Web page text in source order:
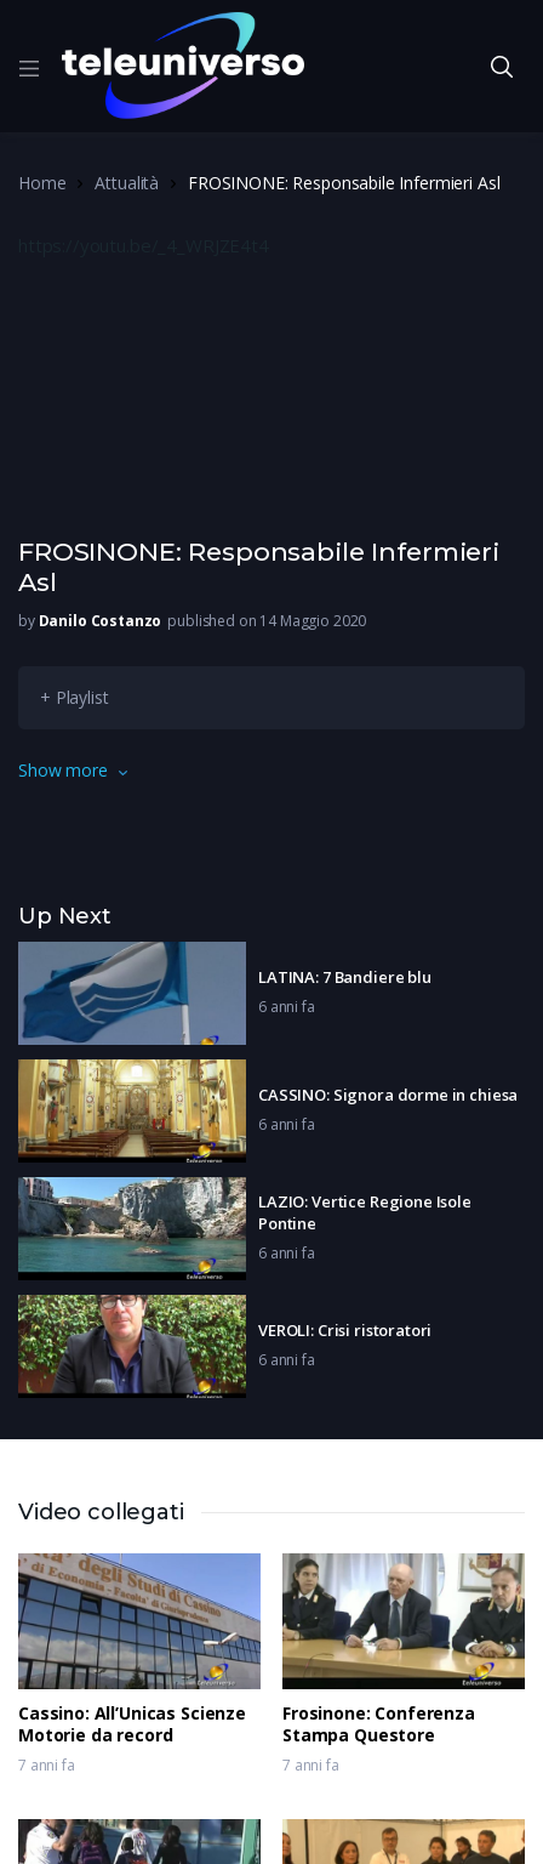
Home Attualità FROSINONE: Responsabile Infermieri Asl
FROSINONE: Responsabile Infermieri
Asl
by Danilo Costanzo published on 14 Maggio 2020
+ Playlist
Nella giornata nazionale degli infermieri abbiamo intervistato
Show more
Up Next
LATINA: 7 Bandiere blu
6 anni fa
CASSINO: Signora dorme in chiesa
6 anni fa
LAZIO: Vertice Regione Isole
Pontine
6 anni fa
VEROLI: Crisi ristoratori
6 anni fa
LATINA: Nuove disposizioni per il
GAETA: Solidarietà all’ospedale Di
Liegro
6 anni fa
Video collegati
Cassino: All’Unicas Scienze
Motorie da record
7 anni fa
Frosinone: Conferenza
Stampa Questore
7 anni fa